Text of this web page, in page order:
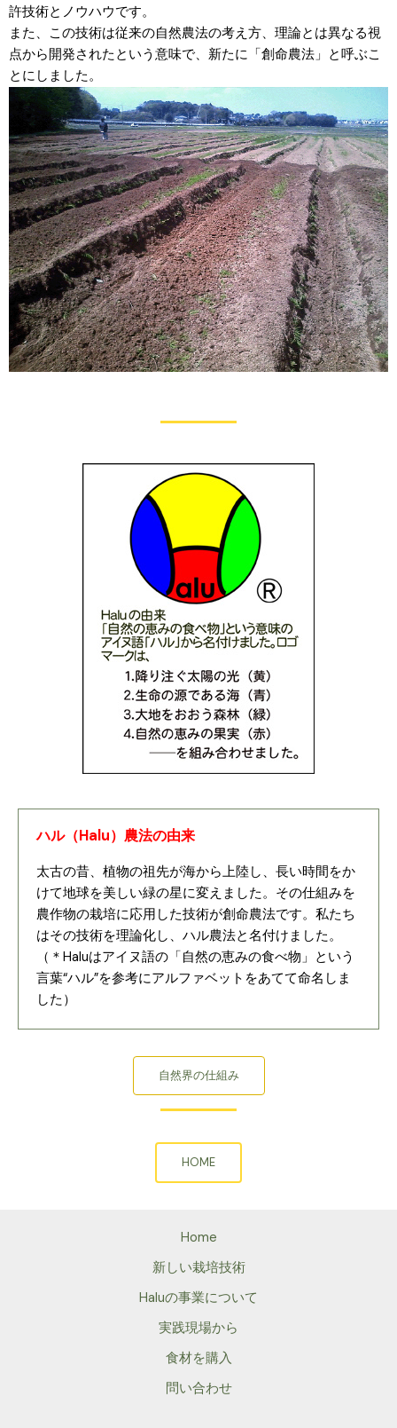
許技術とノウハウです。
また、この技術は従来の自然農法の考え方、理論とは異なる視
点から開発されたという意味で、新たに「創命農法」と呼ぶこ
とにしました。
ハル（Halu）農法の由来
太古の昔、植物の祖先が海から上陸し、長い時間をか
けて地球を美しい緑の星に変えました。その仕組みを
農作物の栽培に応用した技術が創命農法です。私たち
はその技術を理論化し、ハル農法と名付けました。
（＊Haluはアイヌ語の「自然の恵みの食べ物」という
言葉“ハル”を参考にアルファベットをあてて命名しま
した）
自然界の仕組み
HOME
Home
新しい栽培技術
Haluの事業について
実践現場から
食材を購入
問い合わせ